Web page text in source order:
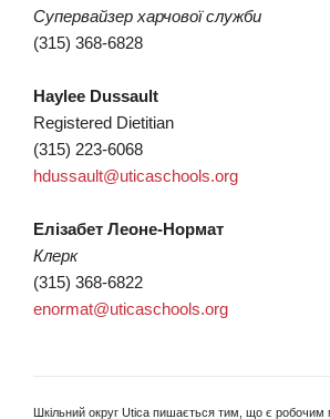
Супервайзер харчової служби
(315) 368-6828
Haylee Dussault
Registered Dietitian
(315) 223-6068
hdussault@uticaschools.org
Елізабет Леоне-Нормат
Клерк
(315) 368-6822
enormat@uticaschools.org
Шкільний округ Utica пишається тим, що є робочим